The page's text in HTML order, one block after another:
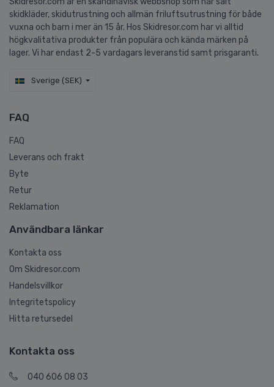
skidkläder, skidutrustning och allmän friluftsutrustning för både
vuxna och barn i mer än 15 år. Hos Skidresor.com har vi alltid
högkvalitativa produkter från populära och kända märken på
lager. Vi har endast 2-5 vardagars leveranstid samt prisgaranti.
Sverige (SEK)
FAQ
FAQ
Leverans och frakt
Byte
Retur
Reklamation
Användbara länkar
Kontakta oss
Om Skidresor.com
Handelsvillkor
Integritetspolicy
Hitta retursedel
Kontakta oss
040 606 08 03